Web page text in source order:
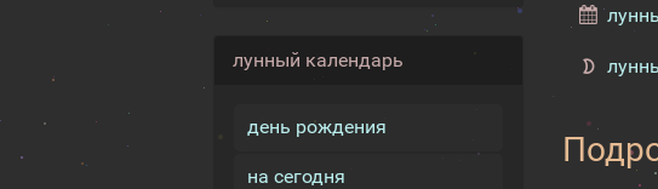
лунный календарь
день рождения
на сегодня